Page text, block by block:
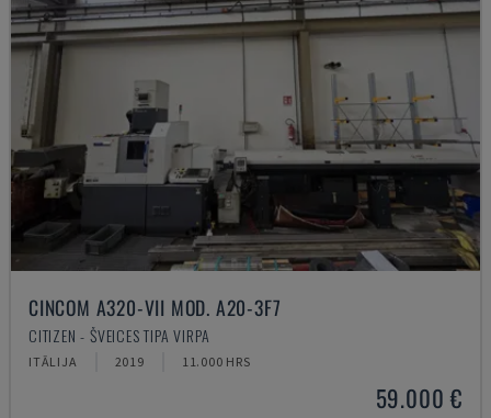
CINCOM A320-VII MOD. A20-3F7
CITIZEN - ŠVEICES TIPA VIRPA
ITĀLIJA 2019 11.000 HRS
59.000 €